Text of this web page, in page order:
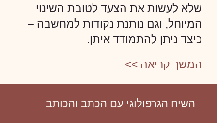
שלא לעשות את הצעד לטובת השינוי
המיוחל, וגם נותנת נקודות למחשבה –
כיצד ניתן להתמודד איתן.
המשך קריאה >>
השיח הגרפולוגי עם הכתב והכותב